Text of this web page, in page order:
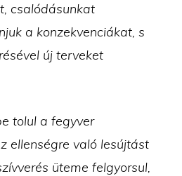
csalódásunkat
a konzekvenciákat, s
új terveket
tolul a fegyver
ellenségre való lesújtást
üteme felgyorsul,